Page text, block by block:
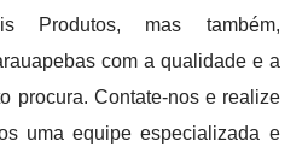
Produtos, mas também,
com a qualidade e a
procura. Contate-nos e realize
uma equipe especializada e